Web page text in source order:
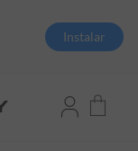
Instalar